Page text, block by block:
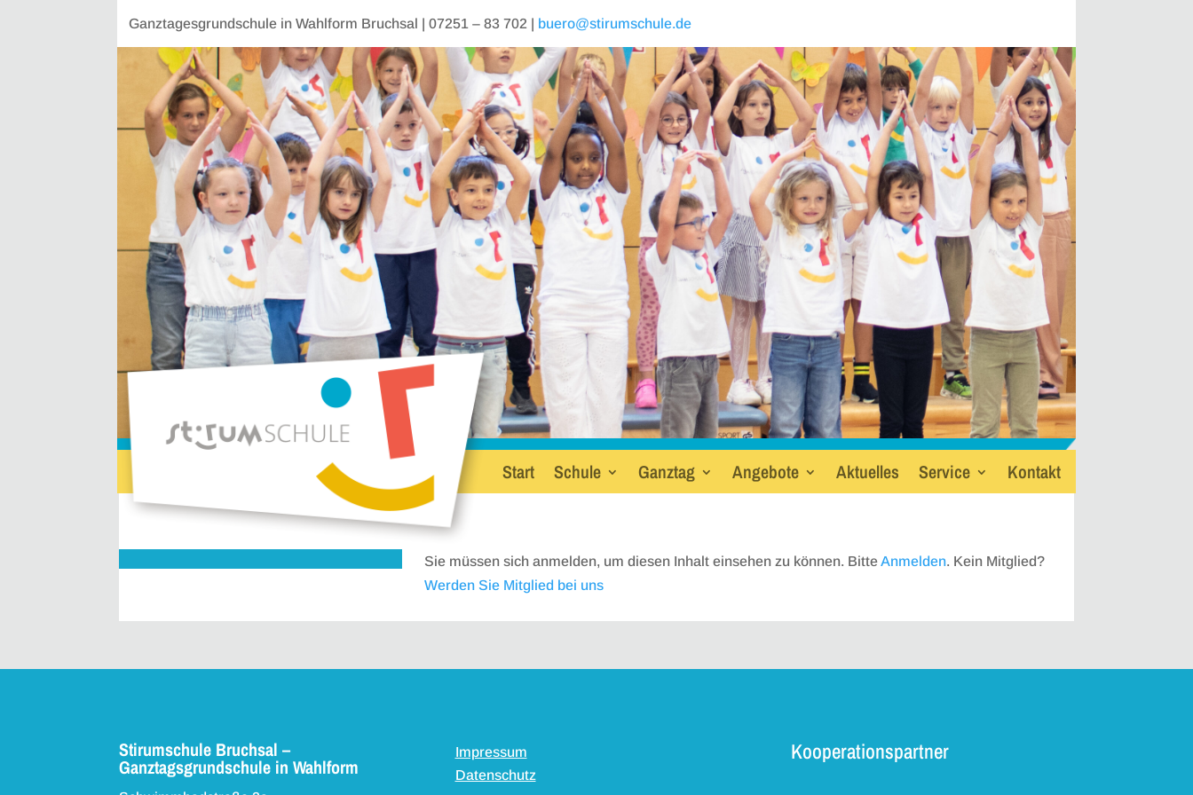
Ganztagesgrundschule in Wahlform Bruchsal | 07251 – 83 702 | buero@stirumschule.de
Start Schule Ganztag Angebote Aktuelles Service Kontakt
Sie müssen sich anmelden, um diesen Inhalt einsehen zu können. BitteAnmelden. Kein Mitglied?
Werden Sie Mitglied bei uns
Stirumschule Bruchsal –
Ganztagsgrundschule in Wahlform
Impressum
Datenschutz
Kooperationspartner